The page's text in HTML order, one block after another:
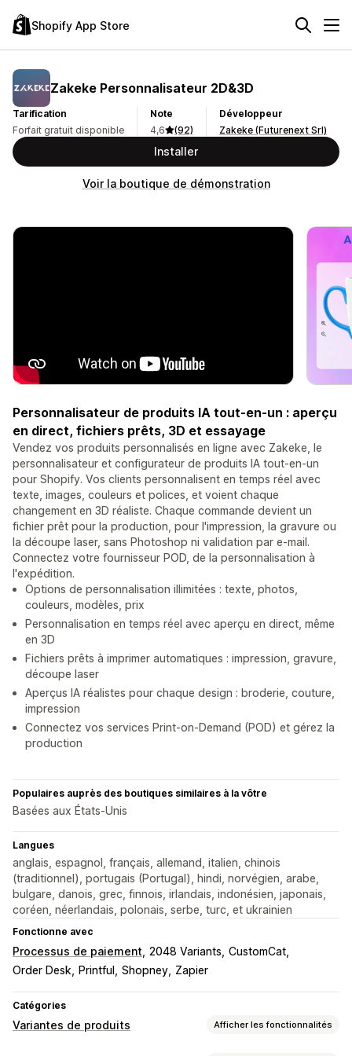
Shopify App Store
Zakeke Personnalisateur 2D&3D
Tarification
Forfait gratuit disponible
Note
4,6
(92)
Développeur
Zakeke (Futurenext Srl)
Installer
Voir la boutique de démonstration
Personnalisateur de produits IA tout-en-un : aperçu
en direct, fichiers prêts, 3D et essayage
Vendez vos produits personnalisés en ligne avec Zakeke, le
personnalisateur et configurateur de produits IA tout-en-un
pour Shopify. Vos clients personnalisent en temps réel avec
texte, images, couleurs et polices, et voient chaque
changement en 3D réaliste. Chaque commande devient un
fichier prêt pour la production, pour l'impression, la gravure ou
la découpe laser, sans Photoshop ni validation par e-mail.
Connectez votre fournisseur POD, de la personnalisation à
l'expédition.
Options de personnalisation illimitées : texte, photos,
couleurs, modèles, prix
Personnalisation en temps réel avec aperçu en direct, même
en 3D
Fichiers prêts à imprimer automatiques : impression, gravure,
découpe laser
Aperçus IA réalistes pour chaque design : broderie, couture,
impression
Connectez vos services Print-on-Demand (POD) et gérez la
production
Populaires auprès des boutiques similaires à la vôtre
Basées aux États-Unis
Langues
anglais, espagnol, français, allemand, italien, chinois
(traditionnel), portugais (Portugal), hindi, norvégien, arabe,
bulgare, danois, grec, finnois, irlandais, indonésien, japonais,
coréen, néerlandais, polonais, serbe, turc, et ukrainien
Fonctionne avec
Processus de paiement 2048 Variants CustomCat
Order Desk
Printful Shopney Zapier
Catégories
Variantes de produits Afficher les fonctionnalités